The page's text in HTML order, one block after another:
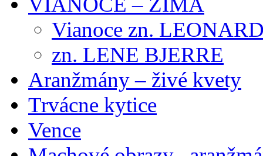
Vianoce zn.
zn. LENE BJERRE
Aranžmány – živé kvety
Trvácne kytice
Vence